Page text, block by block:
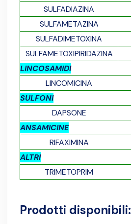
SULFADIAZINA
SULFAMETAZINA
SULFADIMETOXINA
SULFAMETOXIPIRIDAZINA
LINCOSAMIDI
LINCOMICINA
SULFONI
DAPSONE
ANSAMICINE
RIFAXIMINA
ALTRI
TRIMETOPRIM
Prodotti disponibili: